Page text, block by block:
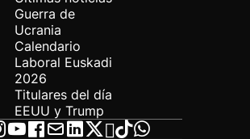
Guerra de
Ucrania
Calendario
Laboral Euskadi
2026
Titulares del día
EEUU y Trump